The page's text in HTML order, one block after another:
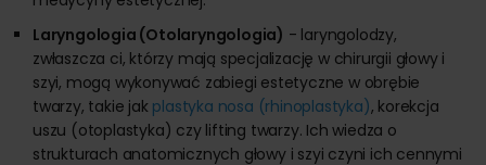
Laryngologia (Otolaryngologia) - laryngolodzy,
zwłaszcza ci, którzy mają specjalizację w chirurgii głowy i
szyi, mogą wykonywać zabiegi estetyczne w obrębie
twarzy, takie jak plastyka nosa (rhinoplastyka), korekcja
uszu (otoplastyka) czy lifting twarzy. Ich wiedza o
strukturach anatomicznych głowy i szyi czyni ich cennymi